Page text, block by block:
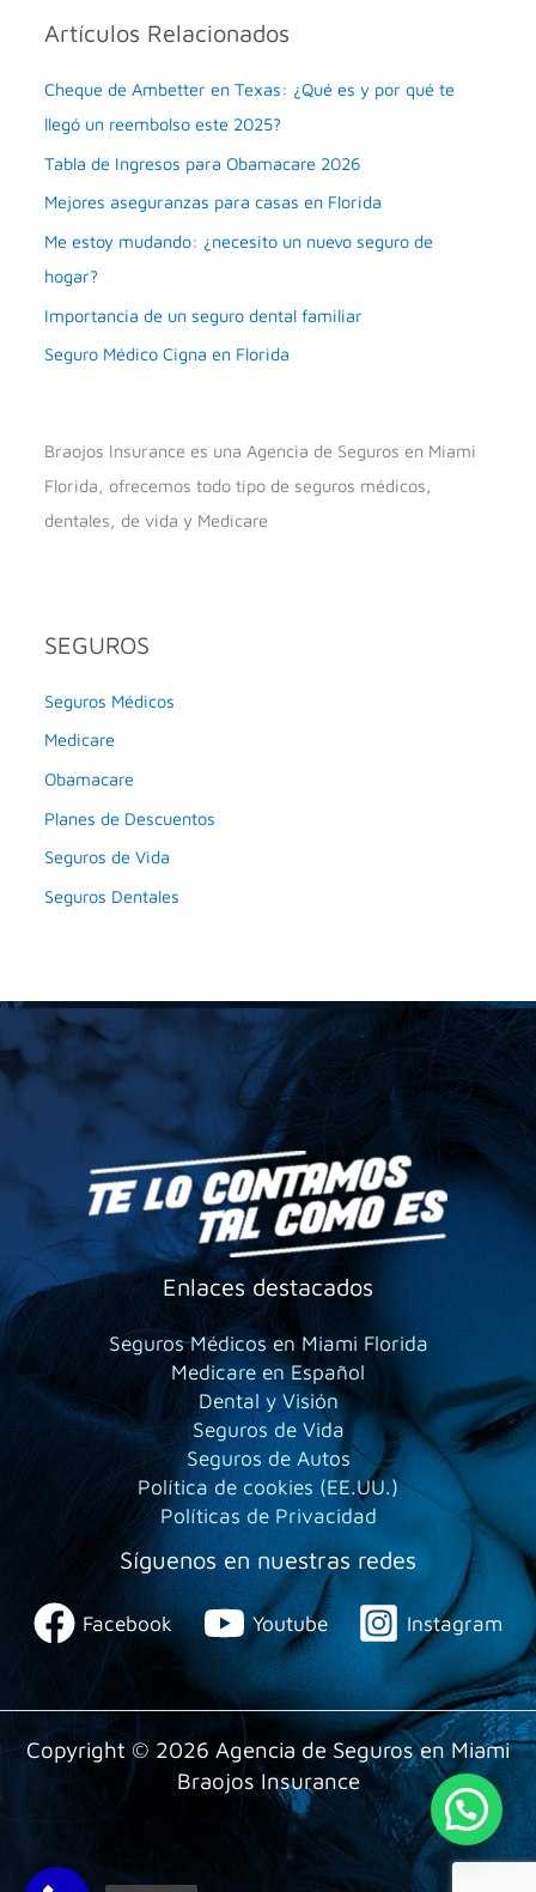
Artículos Relacionados
Cheque de Ambetter en Texas: ¿Qué es y por qué te
llegó un reembolso este 2025?
Tabla de Ingresos para Obamacare 2026
Mejores aseguranzas para casas en Florida
Me estoy mudando: ¿necesito un nuevo seguro de
hogar?
Importancia de un seguro dental familiar
Seguro Médico Cigna en Florida
Braojos Insurance es una Agencia de Seguros en Miami
Florida, ofrecemos todo tipo de seguros médicos,
dentales, de vida y Medicare
SEGUROS
Seguros Médicos
Medicare
Obamacare
Planes de Descuentos
Seguros de Vida
Seguros Dentales
Enlaces destacados
Seguros Médicos en Miami Florida
Medicare en Español
Dental y Visión
Seguros de Vida
Seguros de Autos
Política de cookies (EE.UU.)
Políticas de Privacidad
Síguenos en nuestras redes
Facebook Youtube Instagram
Copyright © 2026 Agencia de Seguros en Miami
Braojos Insurance